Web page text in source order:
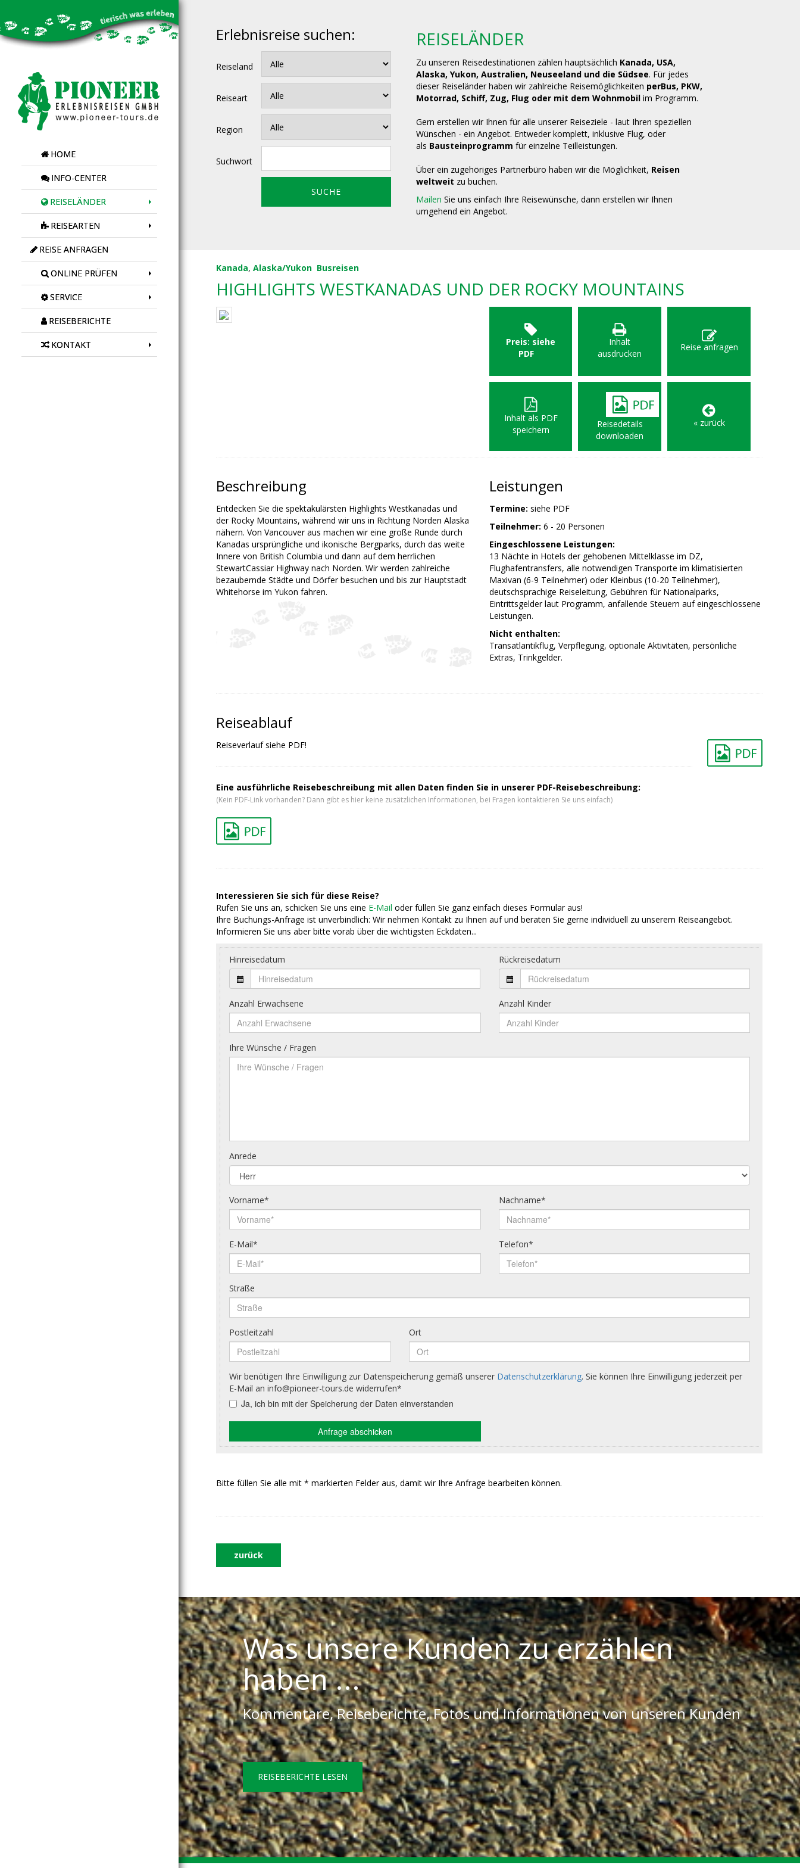
HOME
INFO-CENTER
REISELÄNDER
REISEARTEN
REISE ANFRAGEN
ONLINE PRÜFEN
SERVICE
REISEBERICHTE
KONTAKT
Erlebnisreise suchen:
Reiseland
Reiseart
Region
Suchwort
REISELÄNDER
Zu unseren Reisedestinationen zählen hauptsächlich Kanada, USA,
Alaska, Yukon, Australien, Neuseeland und die Südsee. Für jedes
dieser Reiseländer haben wir zahlreiche Reisemöglichkeiten perBus, PKW,
Motorrad, Schiff, Zug, Flug oder mit dem Wohnmobilim Programm.
Gern erstellen wir Ihnen für alle unserer Reiseziele - laut Ihren speziellen
Wünschen - ein Angebot. Entweder komplett, inklusive Flug, oder
als Bausteinprogramm für einzelne Teilleistungen.
Über ein zugehöriges Partnerbüro haben wir die Möglichkeit, Reisen
weltweit zu buchen.
Mailen Sie uns einfach Ihre Reisewünsche, dann erstellen wir Ihnen
umgehend ein Angebot.
Kanada, Alaska/Yukon Busreisen
HIGHLIGHTS WESTKANADAS UND DER ROCKY MOUNTAINS
Preis: siehe
PDF
Inhalt
ausdrucken
Reise anfragen
Inhalt als PDF
speichern
Reisedetails
downloaden
« zurück
Beschreibung
Entdecken Sie die spektakulärsten Highlights Westkanadas und
der Rocky Mountains, während wir uns in Richtung Norden Alaska
nähern. Von Vancouver aus machen wir eine große Runde durch
Kanadas ursprüngliche und ikonische Bergparks, durch das weite
Innere von British Columbia und dann auf dem herrlichen
StewartCassiar Highway nach Norden. Wir werden zahlreiche
bezaubernde Städte und Dörfer besuchen und bis zur Hauptstadt
Whitehorse im Yukon fahren.
Leistungen
Termine: siehe PDF
Teilnehmer: 6 - 20 Personen
Eingeschlossene Leistungen:
13 Nächte in Hotels der gehobenen Mittelklasse im DZ,
Flughafentransfers, alle notwendigen Transporte im klimatisierten
Maxivan (6-9 Teilnehmer) oder Kleinbus (10-20 Teilnehmer),
deutschsprachige Reiseleitung, Gebühren für Nationalparks,
Eintrittsgelder laut Programm, anfallende Steuern auf eingeschlossene
Leistungen.
Nicht enthalten:
Transatlantikflug, Verpflegung, optionale Aktivitäten, persönliche
Extras, Trinkgelder.
Reiseablauf
Reiseverlauf siehe PDF!
Eine ausführliche Reisebeschreibung mit allen Daten finden Sie in unserer PDF-Reisebeschreibung:
(Kein PDF-Link vorhanden? Dann gibt es hier keine zusätzlichen Informationen, bei Fragen kontaktieren Sie uns einfach)
Interessieren Sie sich für diese Reise?
Rufen Sie uns an, schicken Sie uns eine E-Mail oder füllen Sie ganz einfach dieses Formular aus!
Ihre Buchungs-Anfrage ist unverbindlich: Wir nehmen Kontakt zu Ihnen auf und beraten Sie gerne individuell zu unserem Reiseangebot.
Informieren Sie uns aber bitte vorab über die wichtigsten Eckdaten...
Bitte füllen Sie alle mit * markierten Felder aus, damit wir Ihre Anfrage bearbeiten können.
zurück
Was unsere Kunden zu erzählen
haben ...
Kommentare, Reiseberichte, Fotos und Informationen von unseren Kunden
REISEBERICHTE LESEN